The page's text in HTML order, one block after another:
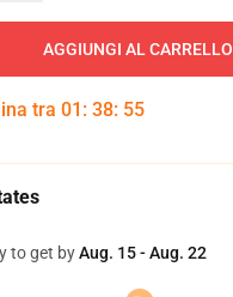
AGGIUNGI AL CARRELLO
tra 01 : 38: 54
to get byAug. 15 - Aug. 22